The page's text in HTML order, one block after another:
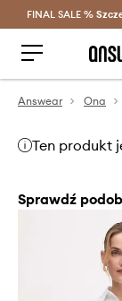
FINAL SALE %
Answear Ona
Ten produkt
Sprawdź